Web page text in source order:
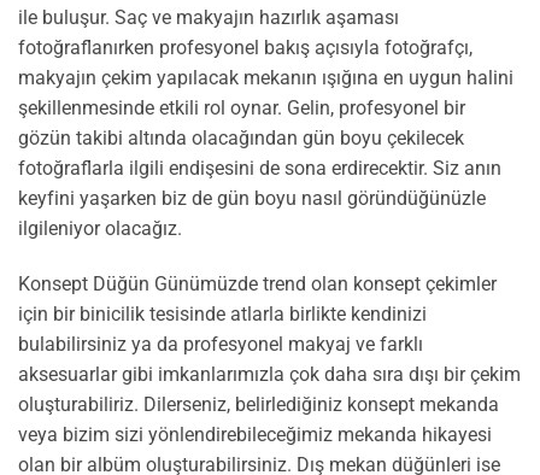
ile buluşur. Saç ve makyajın hazırlık aşaması
fotoğraflanırken profesyonel bakış açısıyla fotoğrafçı,
makyajın çekim yapılacak mekanın ışığına en uygun halini
şekillenmesinde etkili rol oynar. Gelin, profesyonel bir
gözün takibi altında olacağından gün boyu çekilecek
fotoğraflarla ilgili endişesini de sona erdirecektir. Siz anın
keyfini yaşarken biz de gün boyu nasıl göründüğünüzle
ilgileniyor olacağız.
Konsept Düğün Günümüzde trend olan konsept çekimler
için bir binicilik tesisinde atlarla birlikte kendinizi
bulabilirsiniz ya da profesyonel makyaj ve farklı
aksesuarlar gibi imkanlarımızla çok daha sıra dışı bir çekim
oluşturabiliriz. Dilerseniz, belirlediğiniz konsept mekanda
veya bizim sizi yönlendirebileceğimiz mekanda hikayesi
olan bir albüm oluşturabilirsiniz. Dış mekan düğünleri ise